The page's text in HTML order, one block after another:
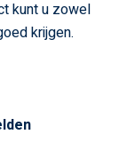
kunt u zowel
krijgen.